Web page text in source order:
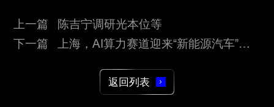
上一篇 陈吉宁调研光本位等
下一篇 上海，AI算力赛道迎来“新能源汽车”式
返回列表